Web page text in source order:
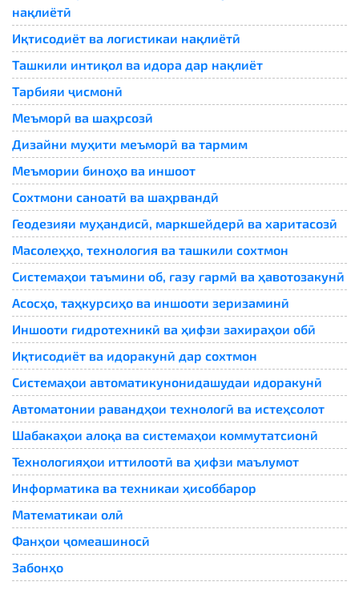
нақлиётӣ
Иқтисодиёт ва логистикаи нақлиётӣ
Ташкили интиқол ва идора дар нақлиёт
Тарбияи ҷисмонӣ
Меъморӣ ва шаҳрсозӣ
Дизайни муҳити меъморӣ ва тармим
Меъмории биноҳо ва иншоот
Сохтмони саноатӣ ва шаҳрвандӣ
Геодезияи муҳандисӣ, маркшейдерӣ ва харитасозӣ
Масолеҳҳо, технология ва ташкили сохтмон
Системаҳои таъмини об, газу гармӣ ва ҳавотозакунӣ
Асосҳо, таҳкурсиҳо ва иншооти зеризаминӣ
Иншооти гидротехникӣ ва ҳифзи захираҳои обӣ
Иқтисодиёт ва идоракунӣ дар сохтмон
Системаҳои автоматикунонидашудаи идоракунӣ
Автоматонии равандҳои технологӣ ва истеҳсолот
Шабакаҳои алоқа ва системаҳои коммутатсионӣ
Технологияҳои иттилоотӣ ва ҳифзи маълумот
Информатика ва техникаи ҳисоббарор
Математикаи олӣ
Фанҳои ҷомеашиносӣ
Забонҳо